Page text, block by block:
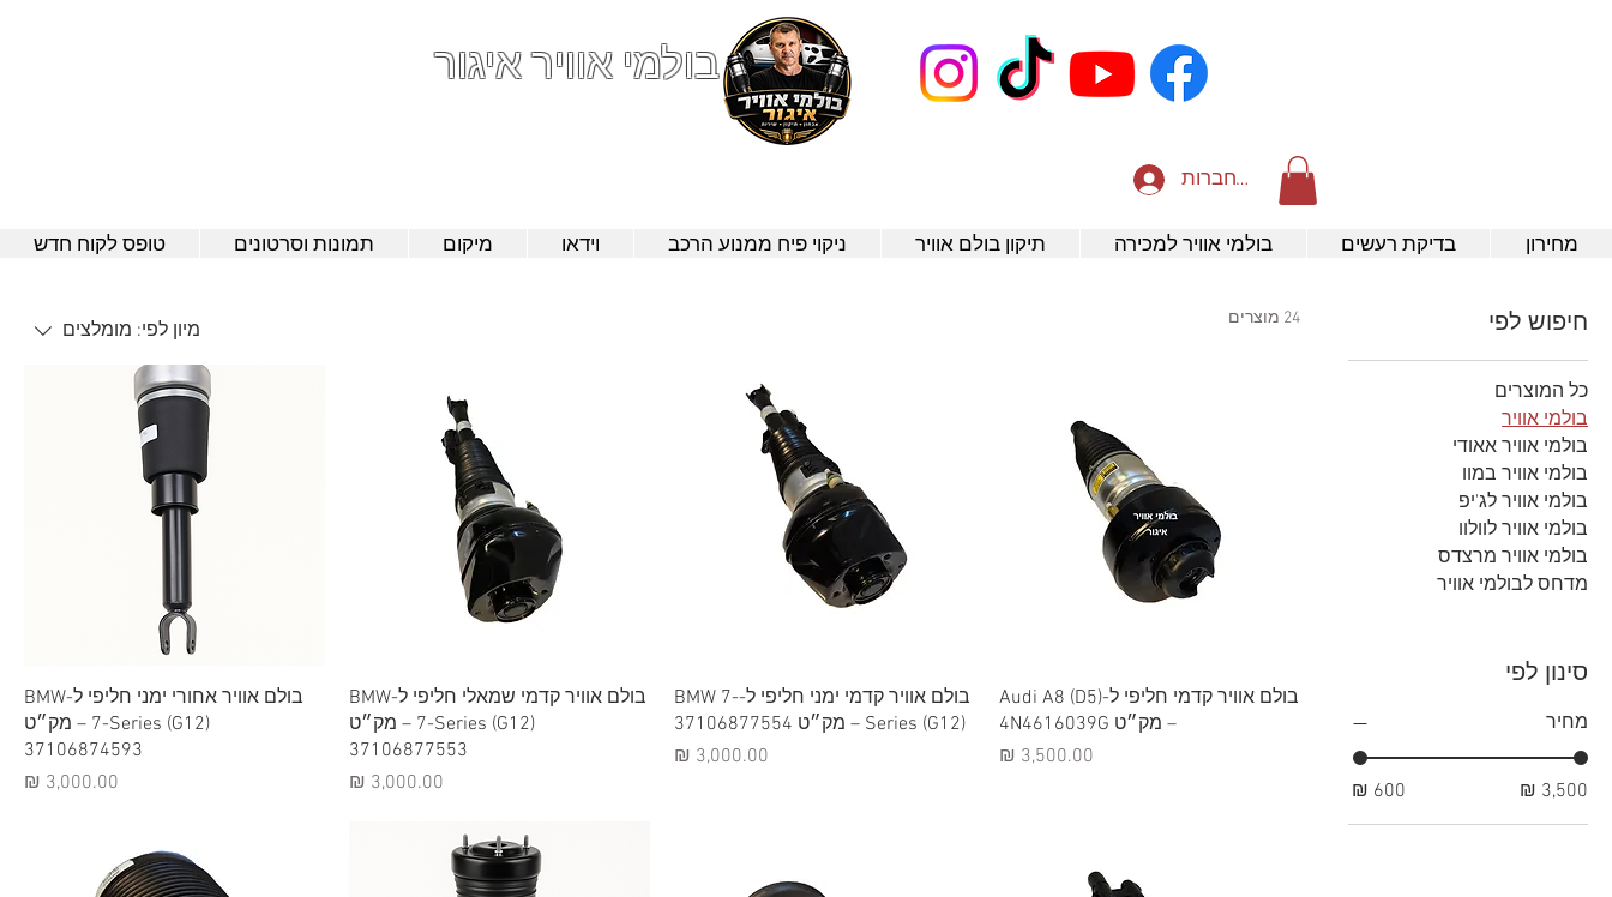
בולמי אוויר איגור
להתחברות
מחירון בדיקת רעשים בולמי אוויר למכירה תיקון בולם אוויר ניקוי פיח ממנוע הרכב וידאו מיקום תמונות וסרטונים טופס לקוח חדש
חיפוש לפי
כל המוצרים
בולמי אוויר
בולמי אוויר אאודי
בולמי אוויר במוו
בולמי אוויר לג'יפ
בולמי אוויר לוולוו
בולמי אוויר מרצדס
מדחס לבולמי אוויר
סינון לפי
מחיר
24 מוצרים
מיון לפי: מומלצים
תצוגה מהירהבולם אוויר קדמי חליפי ל-Audi A8 (D5)
– מק״ט 4N4616039G
מחיר
תצוגה מהירה
בולם אוויר קדמי ימני חליפי ל-BMW 7-
Series (G12) – מק״ט 37106877554
מחיר
תצוגה מהירה
בולם אוויר קדמי שמאלי חליפי ל-BMW
7-Series (G12) – מק״ט
37106877553
מחיר
תצוגה מהירה
בולם אוויר אחורי ימני חליפי ל-BMW
7-Series (G12) – מק״ט
37106874593
מחיר